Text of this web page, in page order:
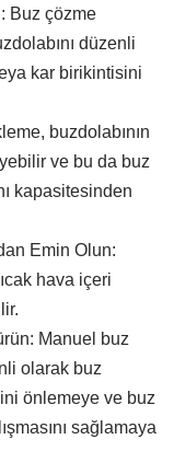
Buz çözme
düzenli
kar birikintisini
buzdolabının
ve bu da buz
kapasitesinden
Emin Olun:
hava içeri
Manuel buz
olarak buz
önlemeye ve buz
sağlamaya